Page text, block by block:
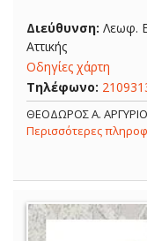
Διεύθυνση: Λεωφ.
Αττικής
Οδηγίες χάρτη
Τηλέφωνο:
ΘΕΟΔΩΡΟΣ Α.
Περισσότερες